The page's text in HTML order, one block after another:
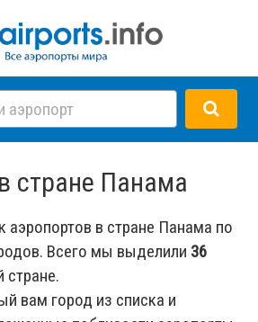
стране Панама
аэропортов в стране Панама по
Всего мы выделили 36
стране.
вам город из списка и